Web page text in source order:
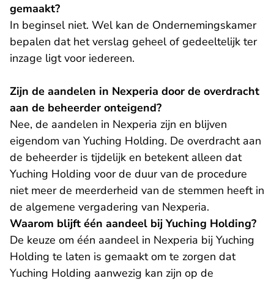
gemaakt?
In beginsel niet. Wel kan de Ondernemingskamer
bepalen dat het verslag geheel of gedeeltelijk ter
inzage ligt voor iedereen.
Zijn de aandelen in Nexperia door de overdracht
aan de beheerder onteigend?
Nee, de aandelen in Nexperia zijn en blijven
eigendom van Yuching Holding. De overdracht aan
de beheerder is tijdelijk en betekent alleen dat
Yuching Holding voor de duur van de procedure
niet meer de meerderheid van de stemmen heeft in
de algemene vergadering van Nexperia.
Waarom blijft één aandeel bij Yuching Holding?
De keuze om één aandeel in Nexperia bij Yuching
Holding te laten is gemaakt om te zorgen dat
Yuching Holding aanwezig kan zijn op de